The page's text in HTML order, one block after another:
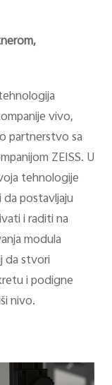
vivo,
partnerstvo sa
ZEISS. U
tehnologije
postavljaju
i raditi na
modula
da stvori
i podigne
nivo.